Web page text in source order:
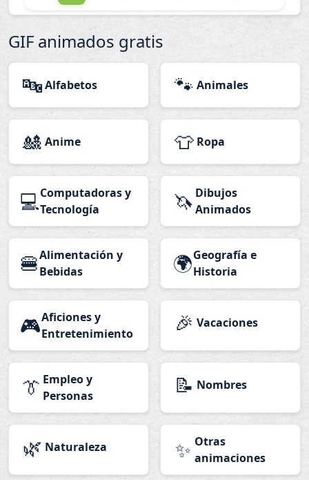
GIF animados gratis
🔤Alfabetos 🐾 Animales
🎎 Anime 👕 Ropa
💻Computadoras y
Tecnología
🦄 Dibujos
Animados
🍔Alimentación y
Bebidas
🌍Geografía e
Historia
🎮Aficiones y
Entretenimiento
🎉 Vacaciones
👔 Empleo y
Personas
📝 Nombres
🌿 Naturaleza ✨ Otras
animaciones